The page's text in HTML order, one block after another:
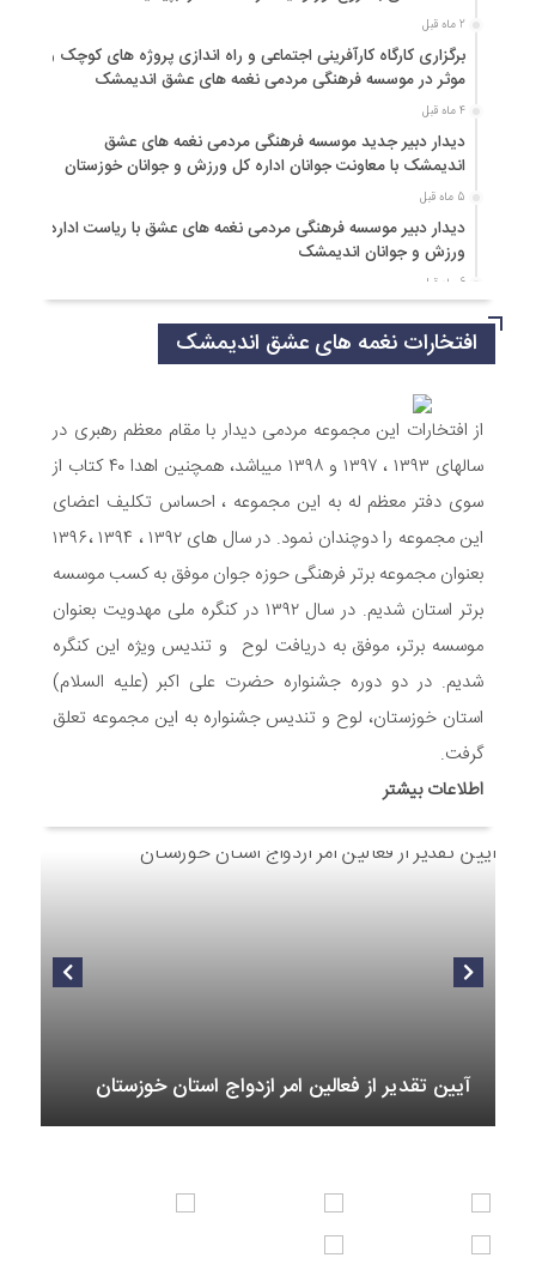
2 ماه قبل
برگزاری کارگاه کارآفرینی اجتماعی و راه اندازی پروژه های کوچک و
موثر در موسسه فرهنگی مردمی نغمه های عشق اندیمشک
4 ماه قبل
دیدار دبیر جدید موسسه فرهنگی مردمی نغمه های عشق
اندیمشک با معاونت جوانان اداره کل ورزش و جوانان خوزستان
5 ماه قبل
دیدار دبیر موسسه فرهنگی مردمی نغمه های عشق با ریاست اداره
ورزش و جوانان اندیمشک
6 ماه قبل
نیمه شعبان و دهه فجر و هفته ی جوان در اندیمشک برگزار شد.
6 ماه قبل
مراسم جشن ولادت امام زمان (عج) و جشن فجر انقلاب اسلامی و
هفته ی جوان در اندیمشک برگزار شد.
6 ماه قبل
تشریح برنامه های دهه مهدویت شبکه فرهنگی مردمی نغمه های
عشق اندیمشک
7 ماه قبل
توزیع بسته جشن تکلیف به دختران سادات ایتام اندیمشک در شب
ولادت امام علی(ع)
ایجاد ۱۱۰ شعبه نغمه های عشق در ۱۱۰ منطقه شهر و روستای
اندیمشک
7 ماه قبل
مراسم رونمایی از طرح ستاره های اندیمشک و طرح خانه های نور،
اندیمشک
8 ماه قبل
خداحافظی سراج الدین با شبکه فرهنگی مردمی نغمه های عشق
برگزاری رویداد ملی جامعه پرداز
افتخارات نغمه های عشق اندیمشک
از افتخارات این مجموعه مردمی دیدار با مقام معظم رهبری در
سالهای ۱۳۹۳ ، ۱۳۹۷ و ۱۳۹۸ میباشد، همچنین اهدا ۴۰ کتاب از
سوی دفتر معظم له به این مجموعه ، احساس تکلیف اعضای
این مجموعه را دوچندان نمود. در سال های ۱۳۹۲ ، ۱۳۹۴ ،۱۳۹۶
بعنوان مجموعه برتر فرهنگی حوزه جوان موفق به کسب موسسه
برتر استان شدیم. در سال ۱۳۹۲ در کنگره ملی مهدویت بعنوان
موسسه برتر، موفق به دریافت لوح و تندیس ویژه این کنگره
شدیم. در دو دوره جشنواره حضرت علی اکبر (علیه السلام)
استان خوزستان، لوح و تندیس جشنواره به این مجموعه تعلق
گرفت.
اطلاعات بیشتر
آیین تقدیر از فعالین امر ازدواج استان خوزستان